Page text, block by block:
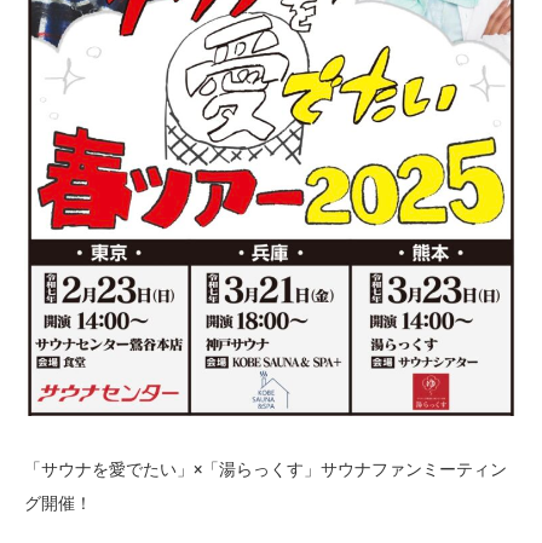
「サウナを愛でたい」×「湯らっくす」サウナファンミーティン
グ開催！